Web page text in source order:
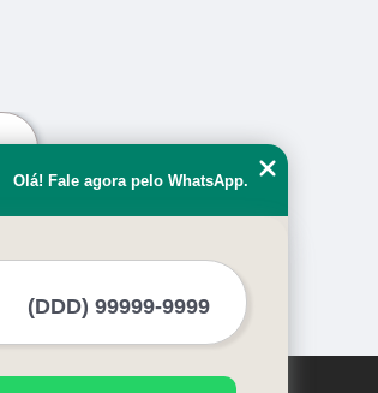
›
Olá! Fale agora pelo WhatsApp.